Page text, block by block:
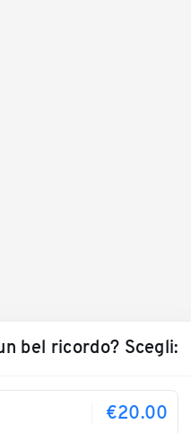
bel ricordo? Scegli:
€20.00